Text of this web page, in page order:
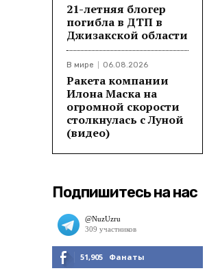
21-летняя блогер
погибла в ДТП в
Джизакской области
В мире 06.08.2026
Ракета компании
Илона Маска на
огромной скорости
столкнулась с Луной
(видео)
Подпишитесь на нас
51,905 Фанаты